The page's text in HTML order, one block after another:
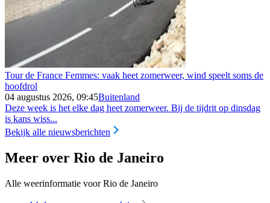
Tour de France Femmes: vaak heet zomerweer, wind speelt soms de
hoofdrol
04 augustus 2026, 09:45Buitenland
Deze week is het elke dag heet zomerweer. Bij de tijdrit op dinsdag
is kans wiss...
Bekijk alle nieuwsberichten
Meer over Rio de Janeiro
Alle weerinformatie voor Rio de Janeiro